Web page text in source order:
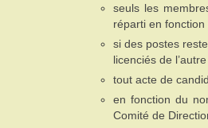
seuls les
réparti en fonction
si des postes
licenciés de l’autre
tout acte de
en fonction du
Comité de